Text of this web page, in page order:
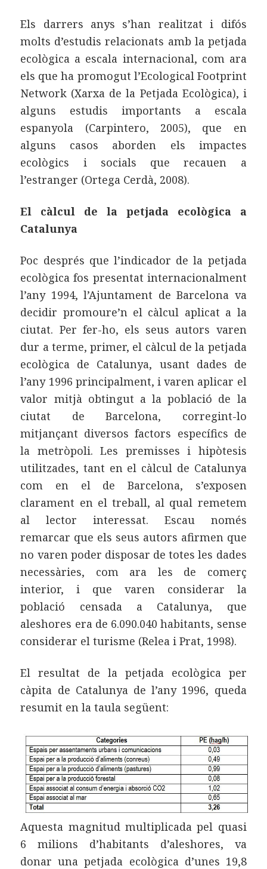
Els darrers anys s’han realitzat i difós
molts d’estudis relacionats amb la petjada
ecològica a escala internacional, com ara
els que ha promogut l’Ecological Footprint
Network (Xarxa de la Petjada Ecològica), i
alguns estudis importants a escala
espanyola (Carpintero, 2005), que en
alguns casos aborden els impactes
ecològics i socials que recauen a
l’estranger (Ortega Cerdà, 2008).
El càlcul de la petjada ecològica a
Catalunya
Poc després que l’indicador de la petjada
ecològica fos presentat internacionalment
l’any 1994, l’Ajuntament de Barcelona va
decidir promoure’n el càlcul aplicat a la
ciutat. Per fer-ho, els seus autors varen
dur a terme, primer, el càlcul de la petjada
ecològica de Catalunya, usant dades de
l’any 1996 principalment, i varen aplicar el
valor mitjà obtingut a la població de la
ciutat de Barcelona, corregint-lo
mitjançant diversos factors específics de
la metròpoli. Les premisses i hipòtesis
utilitzades, tant en el càlcul de Catalunya
com en el de Barcelona, s’exposen
clarament en el treball, al qual remetem
al lector interessat. Escau només
remarcar que els seus autors afirmen que
no varen poder disposar de totes les dades
necessàries, com ara les de comerç
interior, i que varen considerar la
població censada a Catalunya, que
aleshores era de 6.090.040 habitants, sense
considerar el turisme (Relea i Prat, 1998).
El resultat de la petjada ecològica per
càpita de Catalunya de l’any 1996, queda
resumit en la taula següent:
Aquesta magnitud multiplicada pel quasi
6 milions d’habitants d’aleshores, va
donar una petjada ecològica d’unes 19,8